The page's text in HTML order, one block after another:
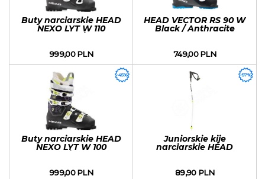
Buty narciarskie HEAD
NEXO LYT W 110
999,00 PLN
HEAD VECTOR RS 90 W
Black / Anthracite
749,00 PLN
Buty narciarskie HEAD
NEXO LYT W 100
999,00 PLN
-45%
Juniorskie kije
narciarskie HEAD
89,90 PLN
-57%